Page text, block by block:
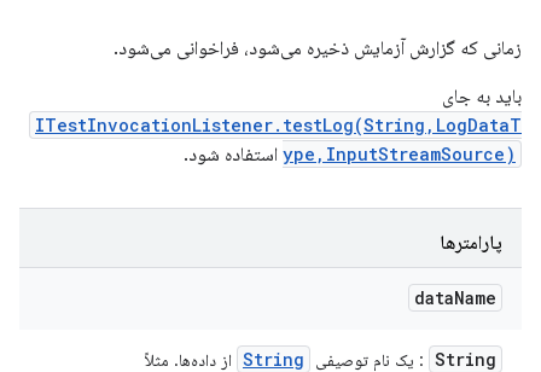
زمانی که گزارش آزمایش ذخیره می‌شود، فراخوانی می‌شود.
باید به جای
ITestInvocationListener.testLog(String,LogDataT
ype,InputStreamSource) استفاده شود.
پارامترها
dataName
String : یک نام توصیفی String از داده‌ها. مثلاً